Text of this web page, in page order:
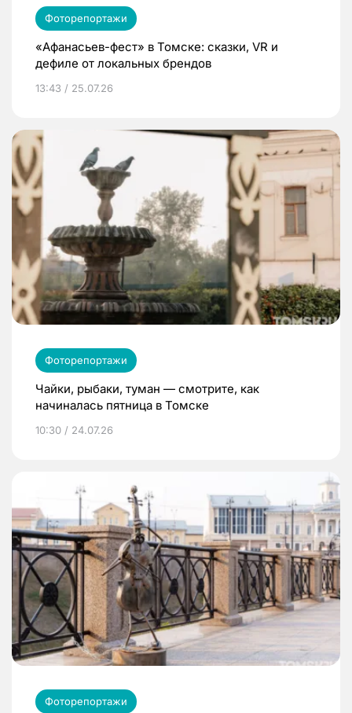
Фоторепортажи
«Афанасьев-фест» в Томске: сказки, VR и
дефиле от локальных брендов
13:43 / 25.07.26
Фоторепортажи
Чайки, рыбаки, туман — смотрите, как
начиналась пятница в Томске
10:30 / 24.07.26
Фоторепортажи